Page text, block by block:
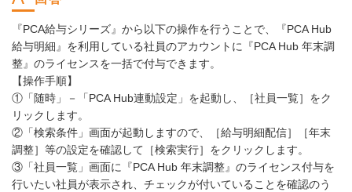
『PCA給与シリーズ』から以下の操作を行うことで、『PCA Hub
給与明細』を利用している社員のアカウントに『PCA Hub 年末調
整』のライセンスを一括で付与できます。
【操作手順】
①「随時」－「PCA Hub連動設定」を起動し、［社員一覧］をク
リックします。
②「検索条件」画面が起動しますので、［給与明細配信］［年末
調整］等の設定を確認して［検索実行］をクリックします。
③「社員一覧」画面に『PCA Hub 年末調整』のライセンス付与を
行いたい社員が表示され、チェックが付いていることを確認のう